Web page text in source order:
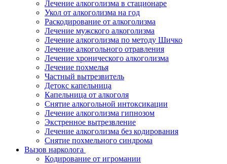
Лечение алкоголизма в стационаре
Укол от алкоголизма на год
Раскодирование от алкоголизма
Лечение мужского алкоголизма
Лечение алкоголизма по методу Шичко
Лечение алкогольного отравления
Лечение хронического алкоголизма
Лечение похмелья
Частный вытрезвитель
Детокс капельница
Капельница от алкоголя
Снятие алкогольной интоксикации
Лечение алкоголизма гипнозом
Экстренное вытрезвление
Лечение алкоголизма без кодирования
Снятие похмельного синдрома
Вызов нарколога
Кодирование от игромании